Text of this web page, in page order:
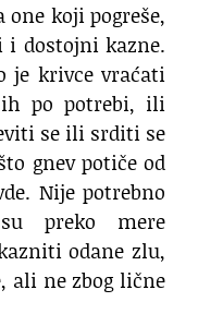
koji pogreše,
i dostojni kazne.
je krivce vraćati
po potrebi, ili
se ili srditi se
gnev potiče od
Nije potrebno
preko mere
odane zlu,
ali ne zbog lične